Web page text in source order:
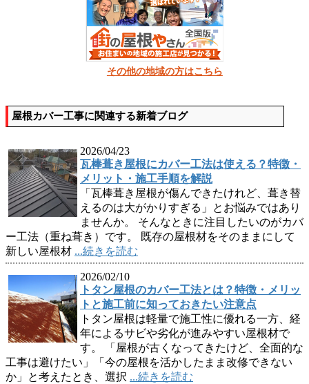
その他の地域の方はこちら
屋根カバー工事に関連する新着ブログ
2026/04/23
瓦棒葺き屋根にカバー工法は使える？特徴・
メリット・施工手順を解説
「瓦棒葺き屋根が傷んできたけれど、葺き替
えるのは大がかりすぎる」とお悩みではあり
ませんか。 そんなときに注目したいのがカバ
ー工法（重ね葺き）です。 既存の屋根材をそのままにして
新しい屋根材 ...続きを読む
2026/02/10
トタン屋根のカバー工法とは？特徴・メリッ
トと施工前に知っておきたい注意点
トタン屋根は軽量で施工性に優れる一方、経
年によるサビや劣化が進みやすい屋根材で
す。 「屋根が古くなってきたけど、全面的な
工事は避けたい」「今の屋根を活かしたまま改修できない
か」と考えたとき、選択 ...続きを読む